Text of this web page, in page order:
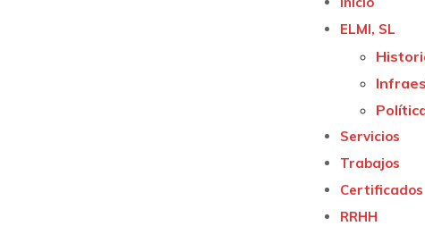
ELMI, SL
Servicios
Trabajos
Certificados
RRHH